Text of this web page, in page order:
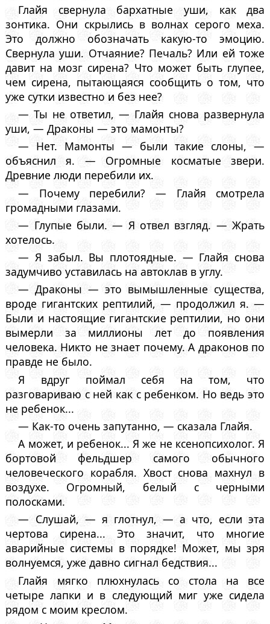
Глайя свернула бархатные уши, как два
зонтика. Они скрылись в волнах серого меха.
Это должно обозначать какую-то эмоцию.
Свернула уши. Отчаяние? Печаль? Или ей тоже
давит на мозг сирена? Что может быть глупее,
чем сирена, пытающаяся сообщить о том, что
уже сутки известно и без нее?
— Ты не ответил, — Глайя снова развернула
уши, — Драконы — это мамонты?
— Нет. Мамонты — были такие слоны, —
объяснил я. — Огромные косматые звери.
Древние люди перебили их.
— Почему перебили? — Глайя смотрела
громадными глазами.
— Глупые были. — Я отвел взгляд. — Жрать
хотелось.
— Я забыл. Вы плотоядные. — Глайя снова
задумчиво уставилась на автоклав в углу.
— Драконы — это вымышленные существа,
вроде гигантских рептилий, — продолжил я. —
Были и настоящие гигантские рептилии, но они
вымерли за миллионы лет до появления
человека. Никто не знает почему. А драконов по
правде не было.
Я вдруг поймал себя на том, что
разговариваю с ней как с ребенком. Но ведь это
не ребенок...
— Как-то очень запутанно, — сказала Глайя.
А может, и ребенок... Я же не ксенопсихолог. Я
бортовой фельдшер самого обычного
человеческого корабля. Хвост снова махнул в
воздухе. Огромный, белый с черными
полосками.
— Слушай, — я глотнул, — а что, если эта
чертова сирена... Это значит, что многие
аварийные системы в порядке! Может, мы зря
волнуемся, уже давно сигнал бедствия...
Глайя мягко плюхнулась со стола на все
четыре лапки и в следующий миг уже сидела
рядом с моим креслом.